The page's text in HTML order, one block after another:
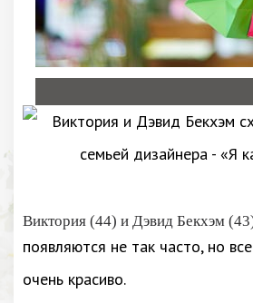
Виктория (44) и Дэвид Бекхэм
появляются не так часто, но
очень красиво.